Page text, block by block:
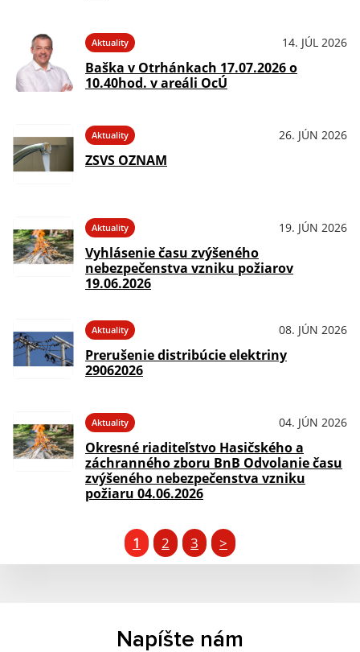
Aktuality 14. JÚL 2026
Baška v Otrhánkach 17.07.2026 o
10.40hod. v areáli OcÚ
Aktuality 26. JÚN 2026
ZSVS OZNAM
Aktuality 19. JÚN 2026
Vyhlásenie času zvýšeného
nebezpečenstva vzniku požiarov
19.06.2026
Aktuality 08. JÚN 2026
Prerušenie distribúcie elektriny
29062026
Aktuality 04. JÚN 2026
Okresné riaditeľstvo Hasičského a
záchranného zboru BnB Odvolanie času
zvýšeného nebezpečenstva vzniku
požiaru 04.06.2026
1 2 3 >
Napíšte nám